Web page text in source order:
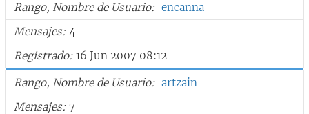
Rango, Nombre de Usuario
encanna
Mensajes 4
Registrado 16 Jun 2007 08:12
Rango, Nombre de Usuario
artzain
Mensajes 7